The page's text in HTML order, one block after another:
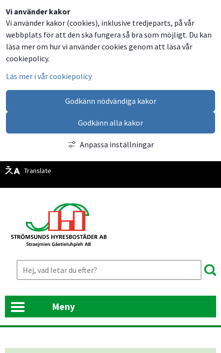
Vi använder kakor
Vi använder kakor (cookies), inklusive tredjeparts, på vår
webbplats för att den ska fungera så bra som möjligt. Du kan
läsa mer om hur vi använder cookies genom att läsa vår
cookiepolicy.
Läs mer i vår cookiepolicy
Godkänn nödvändiga kakor
Godkänn alla kakor
Anpassa inställningar
Translate
Meny
Dela
på
Facebook
Dela
på
Twitter
Dela
på
LinkedIn
Dela
via
email